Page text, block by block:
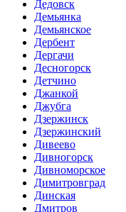
Дедовск
Демьянка
Демьянское
Дербент
Дергачи
Десногорск
Детчино
Джанкой
Джубга
Дзержинск
Дзержинский
Дивеево
Дивногорск
Дивноморское
Димитровград
Динская
Дмитров